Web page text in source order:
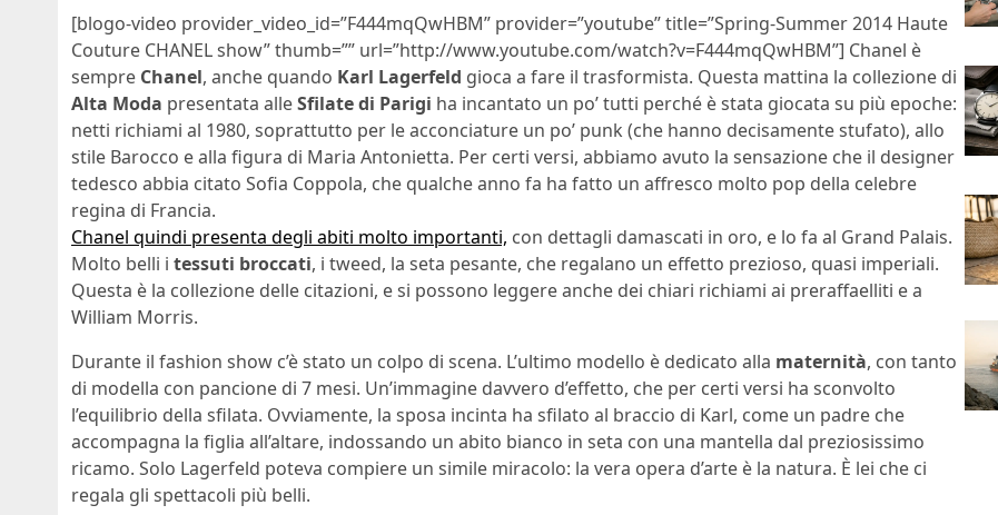
[blogo-video provider_video_id=”F444mqQwHBM” provider=”youtube” title=”Spring-Summer 2014 Haute
Couture CHANEL show” thumb=”” url=”http://www.youtube.com/watch?v=F444mqQwHBM”] Chanel è
sempre Chanel, anche quando Karl Lagerfeld gioca a fare il trasformista. Questa mattina la collezione di
Alta Moda presentata alleSfilate di Parigi ha incantato un po’ tutti perché è stata giocata su più epoche:
netti richiami al 1980, soprattutto per le acconciature un po’ punk (che hanno decisamente stufato), allo
stile Barocco e alla figura di Maria Antonietta. Per certi versi, abbiamo avuto la sensazione che il designer
tedesco abbia citato Sofia Coppola, che qualche anno fa ha fatto un affresco molto pop della celebre
regina di Francia.
Chanel quindi presenta degli abiti molto importanti, con dettagli damascati in oro, e lo fa al Grand Palais.
Molto belli i tessuti broccati, i tweed, la seta pesante, che regalano un effetto prezioso, quasi imperiali.
Questa è la collezione delle citazioni, e si possono leggere anche dei chiari richiami ai preraffaelliti e a
William Morris.
Durante il fashion show c’è stato un colpo di scena. L’ultimo modello è dedicato alla maternità, con tanto
di modella con pancione di 7 mesi. Un’immagine davvero d’effetto, che per certi versi ha sconvolto
l’equilibrio della sfilata. Ovviamente, la sposa incinta ha sfilato al braccio di Karl, come un padre che
accompagna la figlia all’altare, indossando un abito bianco in seta con una mantella dal preziosissimo
ricamo. Solo Lagerfeld poteva compiere un simile miracolo: la vera opera d’arte è la natura. È lei che ci
regala gli spettacoli più belli.